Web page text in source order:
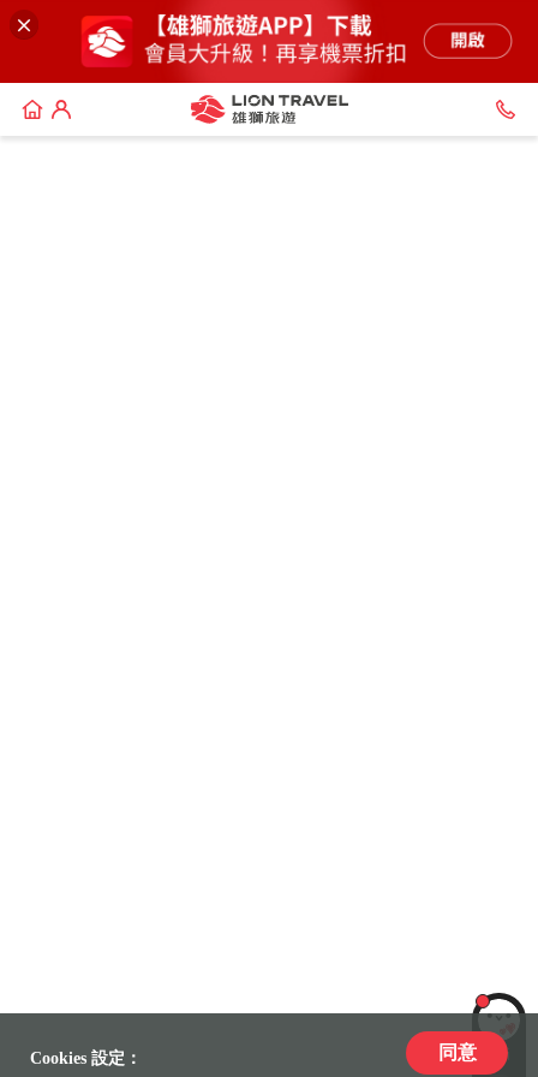
LiLi
Cookies 設定： 同意